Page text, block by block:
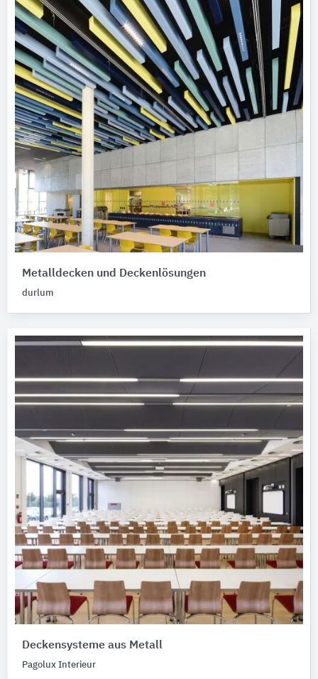
Metalldecken und Deckenlösungen
durlum
Deckensysteme aus Metall
Pagolux Interieur